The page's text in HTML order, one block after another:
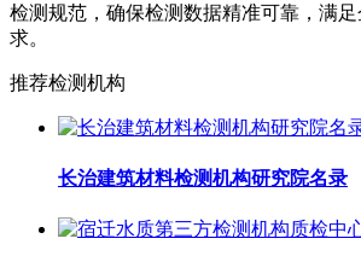
检测规范，确保检测数据精准可靠，满
求。
推荐检测机构
长治建筑材料检测机构研究院名录